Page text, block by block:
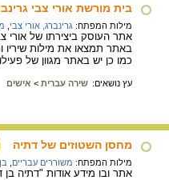
בית מורשת אורי צבי
מילות המפתח: גרינברג, אורי צבי
אתר העוסק ביצירתו של אורי
באתר תמצאו את מילות שיריו
כמו כן יש באתר מגוון של
עץ נושאים: שירה עברית > אישים
מחסן השטוזים של דתיה
מילות המפתח: משוררים עבריים
אתר ובו מידע אודות "דתיה בן